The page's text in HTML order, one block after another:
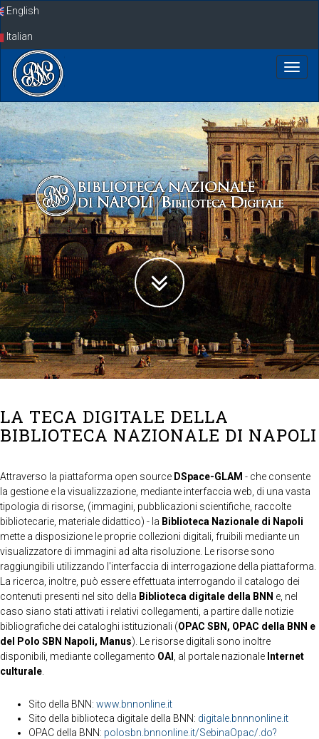
SkipEnglish
Italian
LA TECA DIGITALE DELLA
BIBLIOTECA NAZIONALE DI NAPOLI
Attraverso la piattaforma open source DSpace-GLAM - che consente
la gestione e la visualizzazione, mediante interfaccia web, di una vasta
tipologia di risorse, (immagini, pubblicazioni scientifiche, raccolte
bibliotecarie, materiale didattico) - la Biblioteca Nazionale di Napoli
mette a disposizione le proprie collezioni digitali, fruibili mediante un
visualizzatore di immagini ad alta risoluzione. Le risorse sono
raggiungibili utilizzando l'interfaccia di interrogazione della piattaforma.
La ricerca, inoltre, può essere effettuata interrogando il catalogo dei
contenuti presenti nel sito della Biblioteca digitale della BNN e, nel
caso siano stati attivati i relativi collegamenti, a partire dalle notizie
bibliografiche dei cataloghi istituzionali (OPAC SBN, OPAC della BNN e
del Polo SBN Napoli, Manus). Le risorse digitali sono inoltre
disponibili, mediante collegamento OAI , al portale nazionale Internet
culturale
Sito della BNN: www.bnnonline.it
Sito della biblioteca digitale della BNN: digitale.bnnnonline.it
OPAC della BNN: polosbn.bnnonline.it/SebinaOpac/.do?